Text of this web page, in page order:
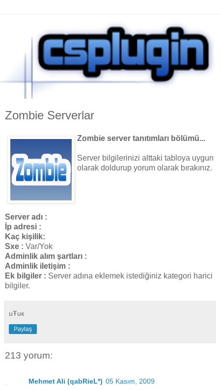
Zombie Serverlar
Zombie server tanıtımları bölümü...
Server bilgilerinizi alttaki tabloya uygun
olarak doldurup yorum olarak bırakınız.
Server adı :
İp adresi :
Kaç kişilik:
Sxe : Var/Yok
Adminlik alım şartları :
Adminlik iletişim :
Ek bilgiler : Server adına eklemek istediğiniz kategori harici
bilgiler.
uŦuк
Paylaş
213 yorum:
Mehmet Ali (qabRieL*) 05 Kasım, 2009